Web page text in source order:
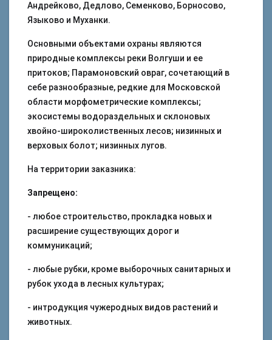
Андрейково, Дедлово, Семенково, Борносово,
Языково и Муханки.
Основными объектами охраны являются
природные комплексы реки Волгуши и ее
притоков; Парамоновский овраг, сочетающий в
себе разнообразные, редкие для Московской
области морфометрические комплексы;
экосистемы водораздельных и склоновых
хвойно-широколиственных лесов; низинных и
верховых болот; низинных лугов.
На территории заказника:
Запрещено:
- любое строительство, прокладка новых и
расширение существующих дорог и
коммуникаций;
- любые рубки, кроме выборочных санитарных и
рубок ухода в лесных культурах;
- интродукция чужеродных видов растений и
животных.